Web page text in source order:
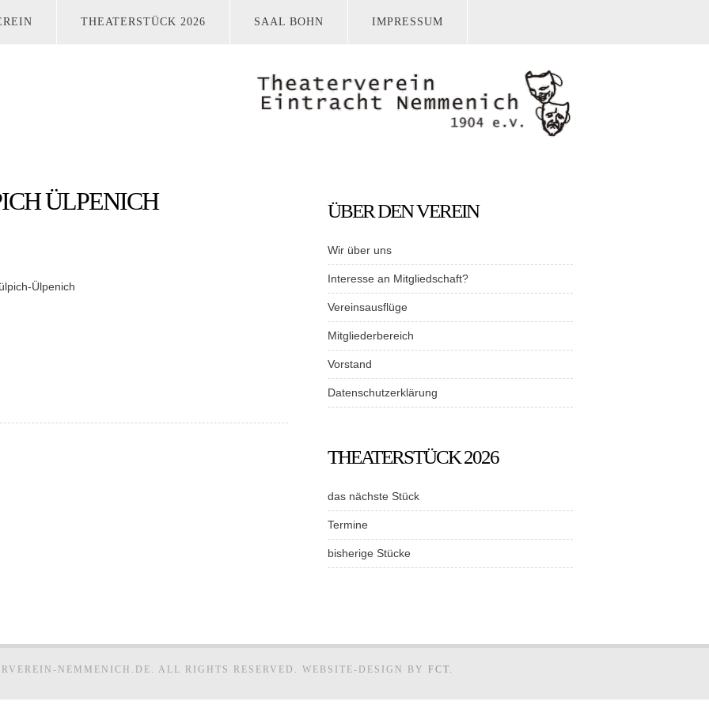
THEATERSTÜCK 2026 SAAL BOHN IMPRESSUM
ÜLPENICH
Ülpenich
ÜBER DEN VEREIN
Wir über uns
Interesse an Mitgliedschaft?
Vereinsausflüge
Mitgliederbereich
Vorstand
Datenschutzerklärung
THEATERSTÜCK 2026
das nächste Stück
Termine
bisherige Stücke
NEMMENICH.DE. ALL RIGHTS RESERVED. WEBSITE-DESIGN BY FCT.